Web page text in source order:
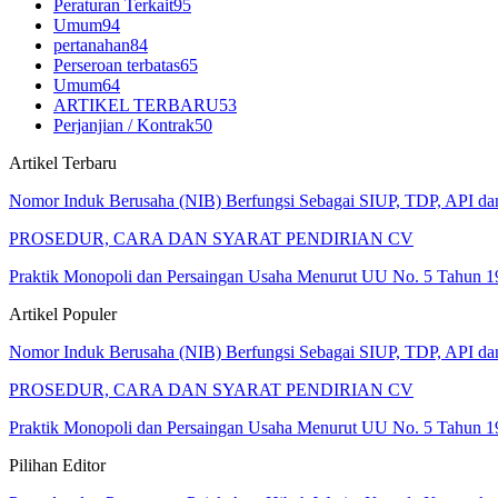
Peraturan Terkait95
Umum94
pertanahan84
Perseroan terbatas65
Umum64
ARTIKEL TERBARU53
Perjanjian / Kontrak50
Artikel Terbaru
Nomor Induk Berusaha (NIB) Berfungsi Sebagai SIUP, TDP, API
PROSEDUR, CARA DAN SYARAT PENDIRIAN CV
Praktik Monopoli dan Persaingan Usaha Menurut UU No. 5 Tahun
Artikel Populer
Nomor Induk Berusaha (NIB) Berfungsi Sebagai SIUP, TDP, API
PROSEDUR, CARA DAN SYARAT PENDIRIAN CV
Praktik Monopoli dan Persaingan Usaha Menurut UU No. 5 Tahun
Pilihan Editor